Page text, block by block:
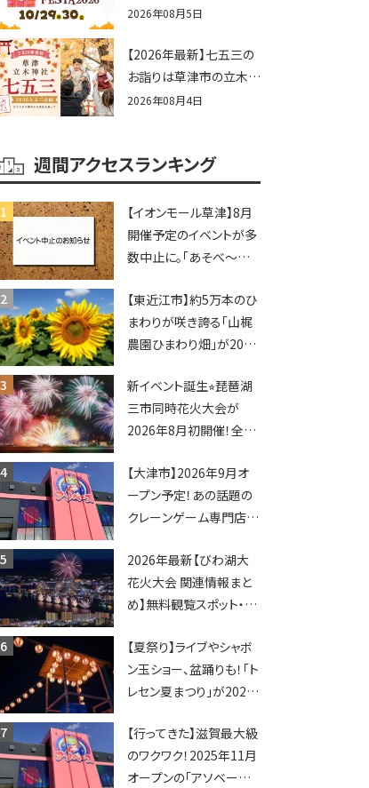
ーファミリー必見☆入場
ママベビーフェスタ
2026！親子で楽しもう
♪inピエリ守山
2026年08月5日
【2026年最新】七五三の
お詣りは草津市の立木神
社へ♪七五三お祝い企
2026年08月4日
週間アクセスランキング
【イオンモール草津】8月
開催予定のイベントが多
数中止に。「あそべ〜る
ショーなど
【東近江市】約5万本のひ
まわりが咲き誇る「山梶
農園ひまわり畑」が2026
ポットやキッチンカーも
登場！何度も入園できる
フリーパスも販売★
新イベント誕生⭐︎琵琶湖
三市同時花火大会が
2026年8月初開催！全席
マーケットも登場♪
【大津市】2026年9月オ
ープン予定！あの話題の
クレーンゲーム専門店
ってくる！豊郷店に続く滋
賀2店舗目★
2026年最新【びわ湖大
花火大会 関連情報まと
め】無料観覧スポット・同
ップ・交通規制に近隣施
設の駐車場情報なども
要チェック★
【夏祭り】ライブやシャボ
ン玉ショー、盆踊りも！「ト
レセン夏まつり」が2026
【行ってきた】滋賀最大級
のワクワク！2025年11月
オープンの「アソベース